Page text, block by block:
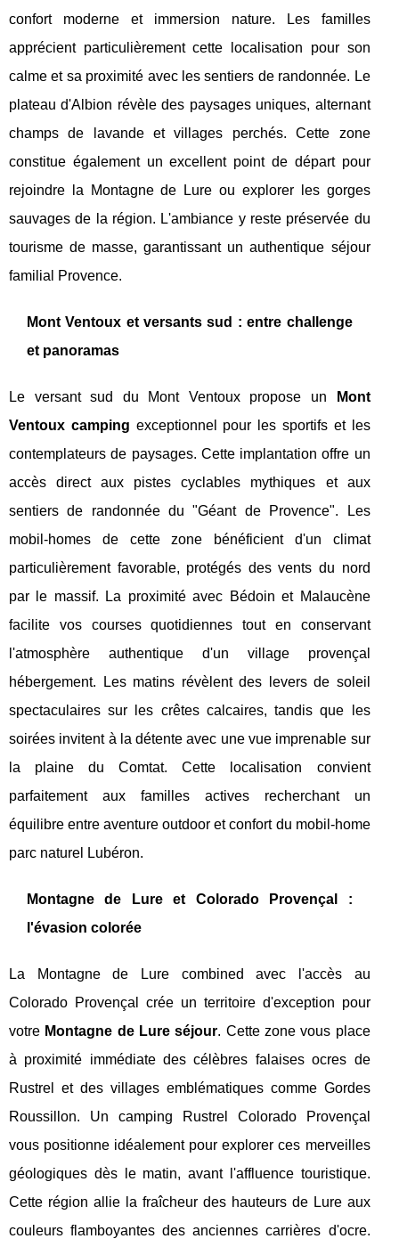
confort moderne et immersion nature. Les familles
apprécient particulièrement cette localisation pour son
calme et sa proximité avec les sentiers de randonnée. Le
plateau d'Albion révèle des paysages uniques, alternant
champs de lavande et villages perchés. Cette zone
constitue également un excellent point de départ pour
rejoindre la Montagne de Lure ou explorer les gorges
sauvages de la région. L'ambiance y reste préservée du
tourisme de masse, garantissant un authentique séjour
familial Provence.
Mont Ventoux et versants sud : entre challenge
et panoramas
Le versant sud du Mont Ventoux propose un
Mont
Ventoux camping exceptionnel pour les sportifs et les
contemplateurs de paysages. Cette implantation offre un
accès direct aux pistes cyclables mythiques et aux
sentiers de randonnée du "Géant de Provence". Les
mobil-homes de cette zone bénéficient d'un climat
particulièrement favorable, protégés des vents du nord
par le massif. La proximité avec Bédoin et Malaucène
facilite vos courses quotidiennes tout en conservant
l'atmosphère authentique d'un village provençal
hébergement. Les matins révèlent des levers de soleil
spectaculaires sur les crêtes calcaires, tandis que les
soirées invitent à la détente avec une vue imprenable sur
la plaine du Comtat. Cette localisation convient
parfaitement aux familles actives recherchant un
équilibre entre aventure outdoor et confort du mobil-home
parc naturel Lubéron.
Montagne de Lure et Colorado Provençal :
l'évasion colorée
La Montagne de Lure combined avec l'accès au
Colorado Provençal crée un territoire d'exception pour
votre Montagne de Lure séjour. Cette zone vous place
à proximité immédiate des célèbres falaises ocres de
Rustrel et des villages emblématiques comme Gordes
Roussillon. Un camping Rustrel Colorado Provençal
vous positionne idéalement pour explorer ces merveilles
géologiques dès le matin, avant l'affluence touristique.
Cette région allie la fraîcheur des hauteurs de Lure aux
couleurs flamboyantes des anciennes carrières d'ocre.